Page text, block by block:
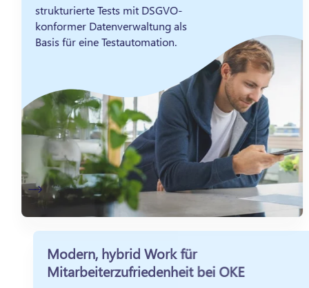
strukturierte Tests mit DSGVO-
konformer Datenverwaltung als
Basis für eine Testautomation.
Modern, hybrid Work für
Mitarbeiterzufriedenheit bei OKE